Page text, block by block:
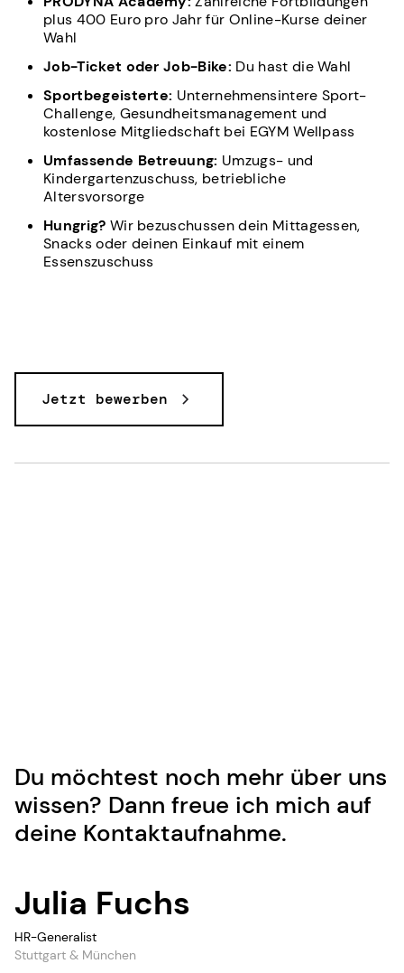
plus 400 Euro pro Jahr für Online-Kurse deiner
Wahl
Job-Ticket oder Job-Bike: Du hast die Wahl
Sportbegeisterte: Unternehmensintere Sport-
Challenge, Gesundheitsmanagement und
kostenlose Mitgliedschaft bei EGYM Wellpass
Umfassende Betreuung: Umzugs- und
Kindergartenzuschuss, betriebliche
Altersvorsorge
Hungrig? Wir bezuschussen dein Mittagessen,
Snacks oder deinen Einkauf mit einem
Essenszuschuss
Jetzt bewerben
Du möchtest noch mehr über uns
wissen? Dann freue ich mich auf
deine Kontaktaufnahme.
Julia Fuchs
HR-Generalist
Stuttgart & München